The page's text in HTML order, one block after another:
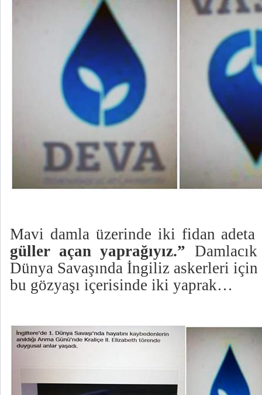
Mavi damla üzerinde iki fidan adeta
güller açan yaprağıyız.”
Dünya Savaşında İngiliz askerleri için
bu gözyaşı içerisinde iki yaprak…